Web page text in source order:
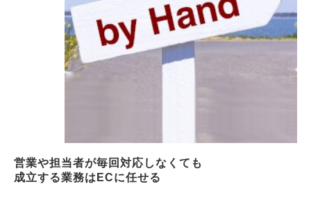
営業や担当者が毎回対応しなくても
成立する業務はECに任せる